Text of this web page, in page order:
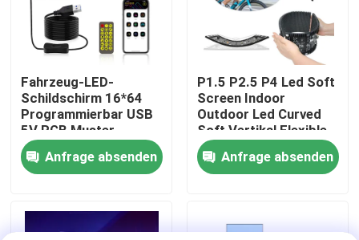
Videos
VR-Show
Über uns
Werksbesichtigung
Qualitätskontrolle
Fahrzeug-LED-
Schildschirm 16*64
Programmierbar USB
5V RGB Muster
Animation Text DIY
Scrolling Panel
Fernbedienung
Bildschirm
Anfrage absenden
P1.5 P2.5 P4 Led Soft
Screen Indoor
Outdoor Led Curved
Soft Vertikal Flexible
Anzeigenbildschirm
Anfrage absenden